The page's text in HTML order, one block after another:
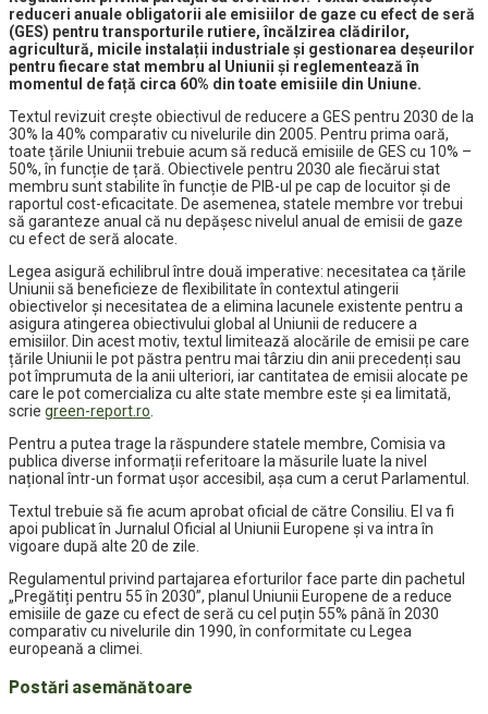
reduceri anuale obligatorii ale emisiilor de gaze cu efect de seră
(GES) pentru transporturile rutiere, încălzirea clădirilor,
agricultură, micile instalații industriale și gestionarea deșeurilor
pentru fiecare stat membru al Uniunii și reglementează în
momentul de față circa 60% din toate emisiile din Uniune.
Textul revizuit crește obiectivul de reducere a GES pentru 2030 de la
30% la 40% comparativ cu nivelurile din 2005. Pentru prima oară,
toate țările Uniunii trebuie acum să reducă emisiile de GES cu 10% –
50%, în funcție de țară. Obiectivele pentru 2030 ale fiecărui stat
membru sunt stabilite în funcție de PIB-ul pe cap de locuitor și de
raportul cost-eficacitate. De asemenea, statele membre vor trebui
să garanteze anual că nu depășesc nivelul anual de emisii de gaze
cu efect de seră alocate.
Legea asigură echilibrul între două imperative: necesitatea ca țările
Uniunii să beneficieze de flexibilitate în contextul atingerii
obiectivelor și necesitatea de a elimina lacunele existente pentru a
asigura atingerea obiectivului global al Uniunii de reducere a
emisiilor. Din acest motiv, textul limitează alocările de emisii pe care
țările Uniunii le pot păstra pentru mai târziu din anii precedenți sau
pot împrumuta de la anii ulteriori, iar cantitatea de emisii alocate pe
care le pot comercializa cu alte state membre este și ea limitată,
scrie green-report.ro
Pentru a putea trage la răspundere statele membre, Comisia va
publica diverse informații referitoare la măsurile luate la nivel
național într-un format ușor accesibil, așa cum a cerut Parlamentul.
Textul trebuie să fie acum aprobat oficial de către Consiliu. El va fi
apoi publicat în Jurnalul Oficial al Uniunii Europene și va intra în
vigoare după alte 20 de zile.
Regulamentul privind partajarea eforturilor face parte din pachetul
„Pregătiți pentru 55 în 2030”, planul Uniunii Europene de a reduce
emisiile de gaze cu efect de seră cu cel puțin 55% până în 2030
comparativ cu nivelurile din 1990, în conformitate cu Legea
europeană a climei.
Postări asemănătoare